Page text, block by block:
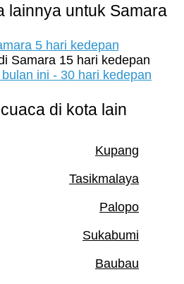
lainnya untuk Samara
5 hari kedepan
Samara 15 hari kedepan
ini - 30 hari kedepan
di kota lain
Kupang
Tasikmalaya
Palopo
Sukabumi
Baubau